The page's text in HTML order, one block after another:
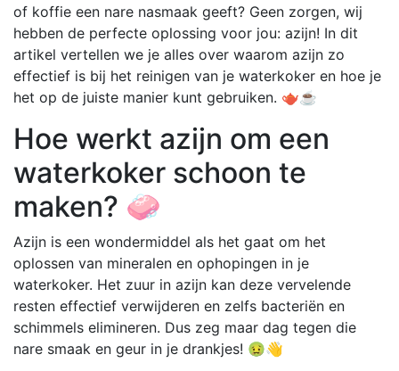
of koffie een nare nasmaak geeft? Geen zorgen, wij
hebben de perfecte oplossing voor jou: azijn! In dit
artikel vertellen we je alles over waarom azijn zo
effectief is bij het reinigen van je waterkoker en hoe je
het op de juiste manier kunt gebruiken. 🫖☕
Hoe werkt azijn om een
waterkoker schoon te
maken? 🧼
Azijn is een wondermiddel als het gaat om het
oplossen van mineralen en ophopingen in je
waterkoker. Het zuur in azijn kan deze vervelende
resten effectief verwijderen en zelfs bacteriën en
schimmels elimineren. Dus zeg maar dag tegen die
nare smaak en geur in je drankjes! 🤢👋